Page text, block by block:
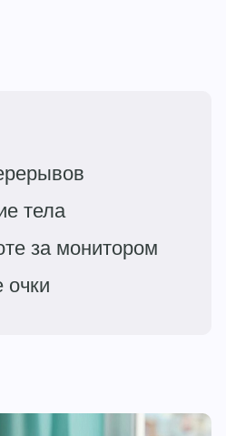
тела
за монитором
очки